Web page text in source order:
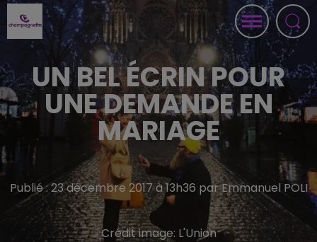
UN BEL ÉCRIN POUR
UNE DEMANDE EN
MARIAGE
Publié : 23 décembre 2017 à 13h36 par Emmanuel POLI
Crédit image: L'Union